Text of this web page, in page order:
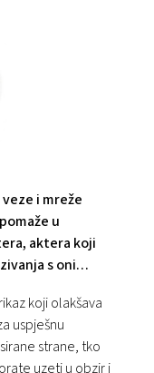
i mreže
u
aktera koji
s onima
koji olakšava
uspješnu
strane, tko
uzeti u obzir i